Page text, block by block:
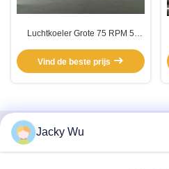
Luchtkoeler Grote 75 RPM 5
Vind de beste prijs
Snel contact
Jacky Wu